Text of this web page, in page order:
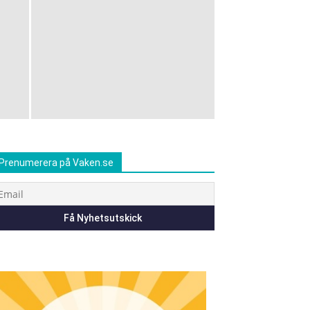
på Vaken.se